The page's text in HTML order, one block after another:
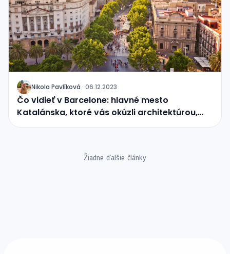
J Nikola Pavlíková · 06.12.2023
Čo vidieť v Barcelone: hlavné mesto
Katalánska, ktoré vás okúzli architektúrou,
plážami a dobrým jedlom
Žiadne ďalšie články